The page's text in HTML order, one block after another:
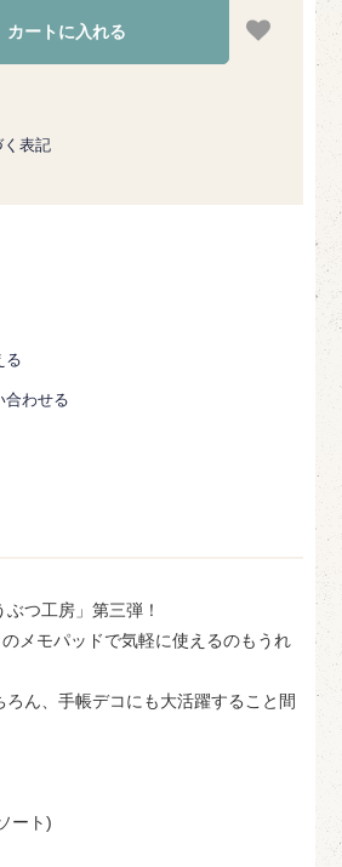
カートに入れる
く表記
る
合わせる
つ工房」第三弾！
メモパッドで気軽に使えるのもうれ
ん、手帳デコにも大活躍すること間
ート)